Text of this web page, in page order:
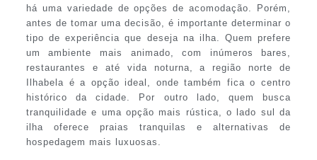
há uma variedade de opções de acomodação. Porém,
antes de tomar uma decisão, é importante determinar o
tipo de experiência que deseja na ilha. Quem prefere
um ambiente mais animado, com inúmeros bares,
restaurantes e até vida noturna, a região norte de
Ilhabela é a opção ideal, onde também fica o centro
histórico da cidade. Por outro lado, quem busca
tranquilidade e uma opção mais rústica, o lado sul da
ilha oferece praias tranquilas e alternativas de
hospedagem mais luxuosas.